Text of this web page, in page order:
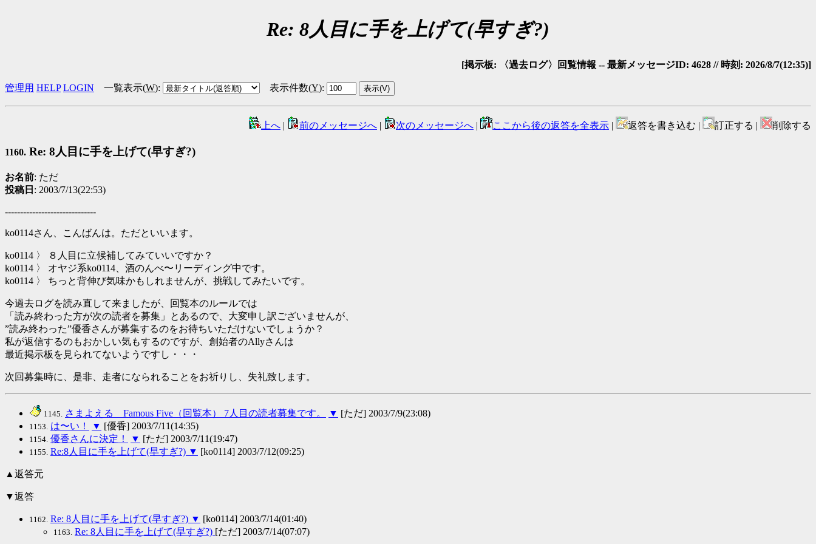
Re: 8人目に手を上げて(早すぎ?)
[掲示板: 〈過去ログ〉回覧情報 -- 最新メッセージID: 4628 // 時刻: 2026/8/7(12:35)]
管理用 HELP LOGIN 一覧表示(W): 表示件数(Y):
上へ | 前のメッセージへ | 次のメッセージへ | ここから後の返答を全表示 | 返答を書き込む | 訂正する | 削除する
1160. Re: 8人目に手を上げて(早すぎ?)
お名前: ただ
投稿日 : 2003/7/13(22:53)
------------------------------
ko0114さん、こんばんは。ただといいます。
ko0114 〉 ８人目に立候補してみていいですか？
ko0114 〉 オヤジ系ko0114、酒のんべ〜リーディング中です。
ko0114 〉 ちっと背伸び気味かもしれませんが、挑戦してみたいです。
今過去ログを読み直して来ましたが、回覧本のルールでは
「読み終わった方が次の読者を募集」とあるので、大変申し訳ございませんが、
”読み終わった”優香さんが募集するのをお待ちいただけないでしょうか？
私が返信するのもおかしい気もするのですが、創始者のAllyさんは
最近掲示板を見られてないようですし・・・
次回募集時に、是非、走者になられることをお祈りし、失礼致します。
1145. さまよえる Famous Five（回覧本） 7人目の読者募集です。 ▼ [ただ] 2003/7/9(23:08)
1153. は〜い！ ▼ [優香] 2003/7/11(14:35)
1154. 優香さんに決定！ ▼ [ただ] 2003/7/11(19:47)
1155. Re:8人目に手を上げて(早すぎ?) ▼ [ko0114] 2003/7/12(09:25)
▲返答元
▼返答
1162. Re: 8人目に手を上げて(早すぎ?) ▼ [ko0114] 2003/7/14(01:40)
1163. Re: 8人目に手を上げて(早すぎ?) [ただ] 2003/7/14(07:07)